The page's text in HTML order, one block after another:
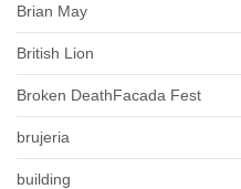
Brian May
British Lion
Broken DeathFacada Fest
brujeria
building